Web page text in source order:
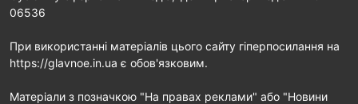
06536
При використанні матеріалів цього сайту гіперпосилання на
https://glavnoe.in.ua є обов'язковим.
Матеріали з позначкою "На правах реклами" або "Новини